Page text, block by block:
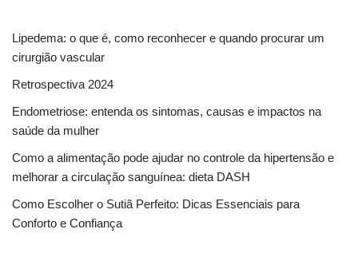
Lipedema: o que é, como reconhecer e quando procurar um
cirurgião vascular
Retrospectiva 2024
Endometriose: entenda os sintomas, causas e impactos na
saúde da mulher
Como a alimentação pode ajudar no controle da hipertensão e
melhorar a circulação sanguínea: dieta DASH
Como Escolher o Sutiã Perfeito: Dicas Essenciais para
Conforto e Confiança